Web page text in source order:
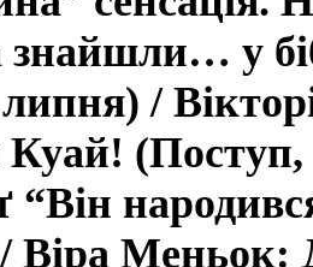
у
/
(Поступ,
“Він
/ Віра Меньок: